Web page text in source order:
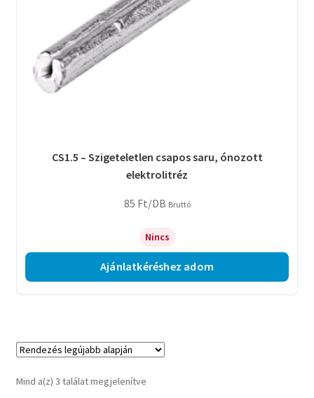
CS1.5 – Szigeteletlen csapos saru, ónozott
elektrolitréz
85 Ft/DB Bruttó
Nincs
Ajánlatkéréshez adom
Mind a(z) 3 találat megjelenítveSorted